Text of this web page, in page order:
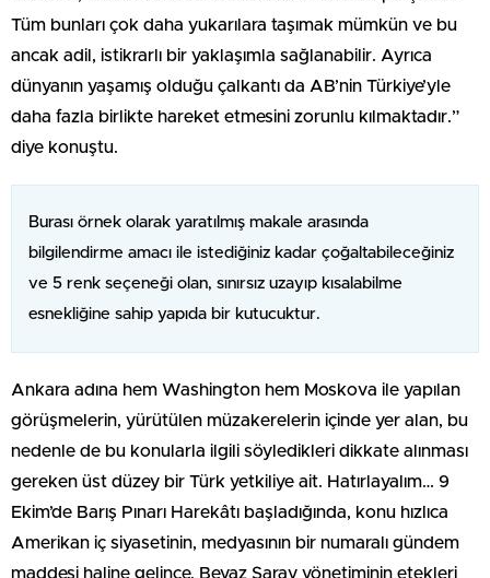
Tüm bunları çok daha yukarılara taşımak mümkün ve bu
ancak adil, istikrarlı bir yaklaşımla sağlanabilir. Ayrıca
dünyanın yaşamış olduğu çalkantı da AB’nin Türkiye’yle
daha fazla birlikte hareket etmesini zorunlu kılmaktadır.”
diye konuştu.
Burası örnek olarak yaratılmış makale arasında
bilgilendirme amacı ile istediğiniz kadar çoğaltabileceğiniz
ve 5 renk seçeneği olan, sınırsız uzayıp kısalabilme
esnekliğine sahip yapıda bir kutucuktur.
Ankara adına hem Washington hem Moskova ile yapılan
görüşmelerin, yürütülen müzakerelerin içinde yer alan, bu
nedenle de bu konularla ilgili söyledikleri dikkate alınması
gereken üst düzey bir Türk yetkiliye ait. Hatırlayalım… 9
Ekim’de Barış Pınarı Harekâtı başladığında, konu hızlıca
Amerikan iç siyasetinin, medyasının bir numaralı gündem
maddesi haline gelince, Beyaz Saray yönetiminin etekleri